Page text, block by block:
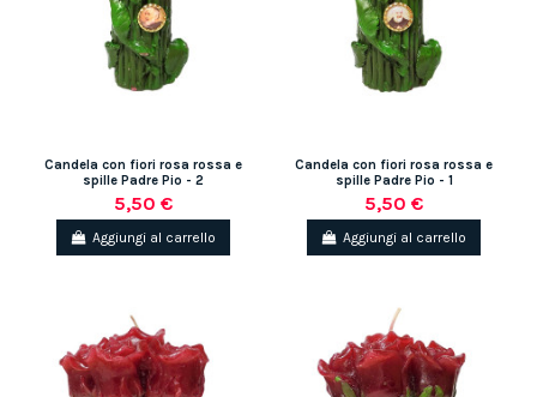
Candela con fiori rosa rossa e
spille Padre Pio - 2
5,50 €
Aggiungi al carrello
Candela con fiori rosa rossa e
spille Padre Pio - 1
5,50 €
Aggiungi al carrello